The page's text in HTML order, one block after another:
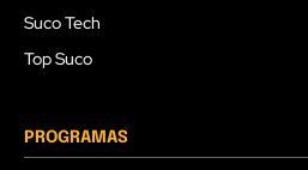
Suco Tech
Top Suco
PROGRAMAS